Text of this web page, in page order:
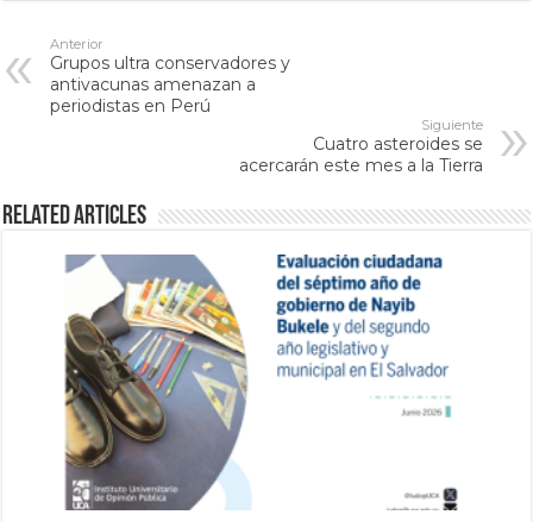
Anterior
Grupos ultra conservadores y
antivacunas amenazan a
periodistas en Perú
Siguiente
Cuatro asteroides se
acercarán este mes a la Tierra
Related Articles